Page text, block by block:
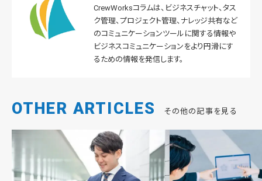
CrewWorksコラムは、ビジネスチャット、タス
ク管理、プロジェクト管理、ナレッジ共有など
のコミュニケーションツールに関する情報や
ビジネスコミュニケーションをより円滑にす
るための情報を発信します。
OTHER ARTICLES その他の記事を見る